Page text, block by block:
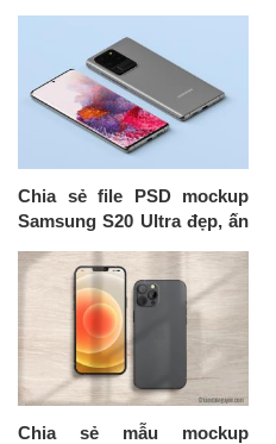
Chia sẻ file PSD mockup
Samsung S20 Ultra đẹp, ấn
Chia sẻ mẫu mockup